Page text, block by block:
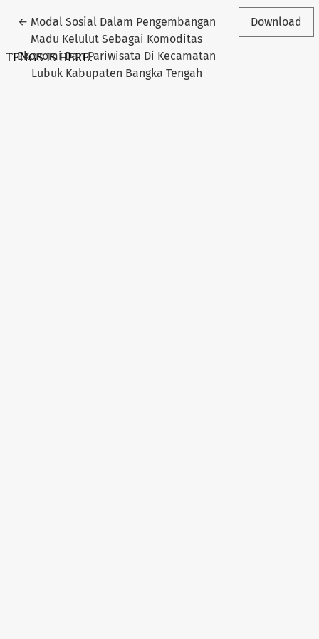
← Return to Article Details
Modal Sosial Dalam Pengembangan
Madu Kelulut Sebagai Komoditas
Ekonomi Dan Pariwisata Di Kecamatan
Lubuk Kabupaten Bangka Tengah
Download